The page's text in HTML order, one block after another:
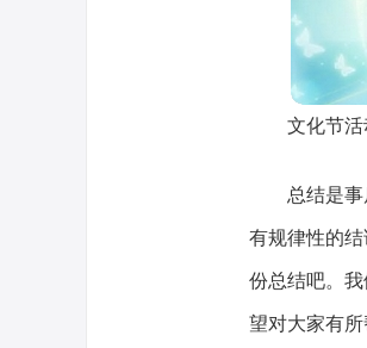
文化节
总结是
有规律性的
份总结吧。
望对大家有所